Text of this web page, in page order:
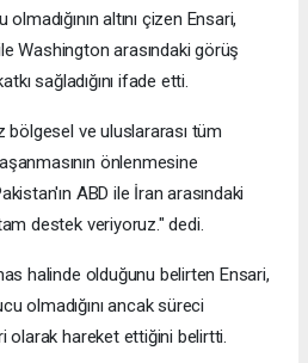
altını çizen Ensari,
Washington arasındaki görüş
sağladığını ifade etti.
bölgesel ve uluslararası tüm
önlenmesine
ABD ile İran arasındaki
destek veriyoruz." dedi.
halinde olduğunu belirten Ensari,
olmadığını ancak süreci
olarak hareket ettiğini belirtti.